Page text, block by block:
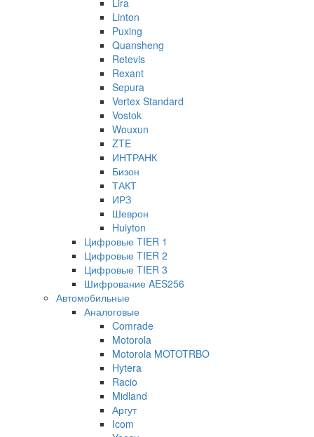
Linton
Puxing
Quansheng
Retevis
Rexant
Sepura
Vertex Standard
Vostok
Wouxun
ZTE
ИНТРАНК
Бизон
ТАКТ
ИРЗ
Шеврон
Huiyton
Цифровые TIER 1
Цифровые TIER 2
Цифровые TIER 3
Шифрование AES256
Автомобильные
Аналоговые
Comrade
Motorola
Motorola MOTOTRBO
Hytera
Racio
Midland
Аргут
Icom